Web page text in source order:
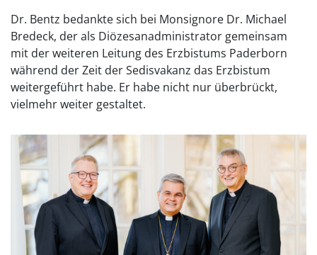
Dr. Bentz bedankte sich bei Monsignore Dr. Michael
Bredeck, der als Diözesanadministrator gemeinsam
mit der weiteren Leitung des Erzbistums Paderborn
während der Zeit der Sedisvakanz das Erzbistum
weitergeführt habe. Er habe nicht nur überbrückt,
vielmehr weiter gestaltet.